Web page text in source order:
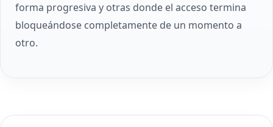
forma progresiva y otras donde el acceso termina
bloqueándose completamente de un momento a
otro.